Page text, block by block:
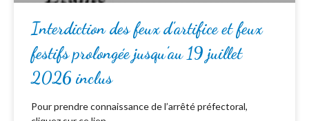
Interdiction des feux d’artifice et feux
festifs prolongée jusqu’au 19 juillet
2026 inclus
Pour prendre connaissance de l’arrêté préfectoral,